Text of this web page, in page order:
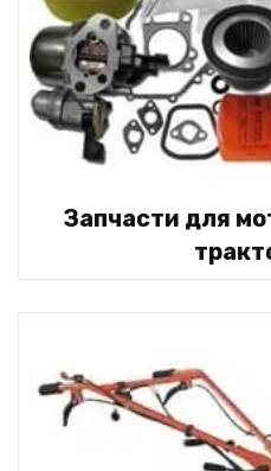
Запчасти для